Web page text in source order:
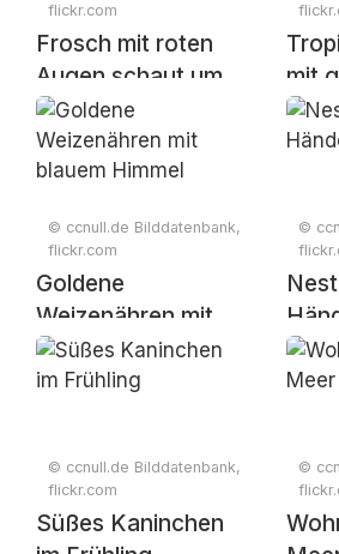
flickr.com
Frosch mit roten
Augen schaut um
die Ecke
mit
© ccnull.de Bilddatenbank,
flickr.com
Goldene
Weizenähren mit
blauem Himmel
©
© ccnull.de Bilddatenbank,
flickr.com
Süßes Kaninchen
©